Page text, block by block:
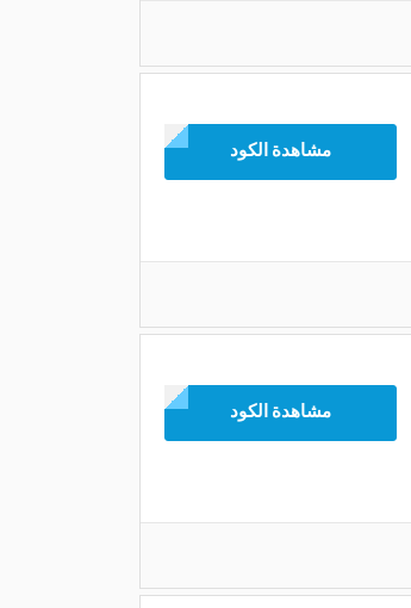
مشاهدة الكود
مشاهدة الكود